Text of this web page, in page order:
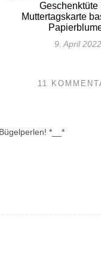
Geschenktüte
Muttertagskarte
9. April
11
*__*